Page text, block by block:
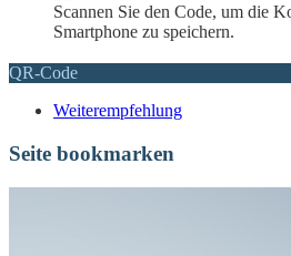
Scannen Sie den Code, um die
Smartphone zu speichern.
QR-Code
Weiterempfehlung
Seite bookmarken